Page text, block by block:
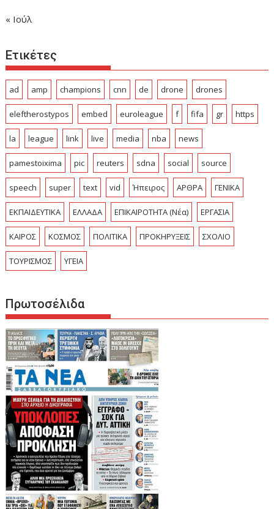
« Ιούλ
Ετικέτες
ad amp champions cnn de drone drones
eleftherostypos embed euroleague f fifa gr https
la league link live media nba news
pamestoixima pic reuters sdna social source
speech super text vid Ήπειρος ΑΡΘΡΑ ΓΕΝΙΚΑ
ΕΚΠΑΙΔΕΥΤΙΚΑ ΕΛΛΑΔΑ ΕΠΙΚΑΙΡΟΤΗΤΑ (Νέα) ΕΡΓΑΣΙΑ
ΚΑΙΡΟΣ ΚΟΣΜΟΣ ΠΟΛΙΤΙΚΑ ΠΡΟΚΗΡΥΞΕΙΣ ΣΧΟΛΙΟ
ΤΟΥΡΙΣΜΟΣ ΥΓΕΙΑ
Πρωτοσέλιδα